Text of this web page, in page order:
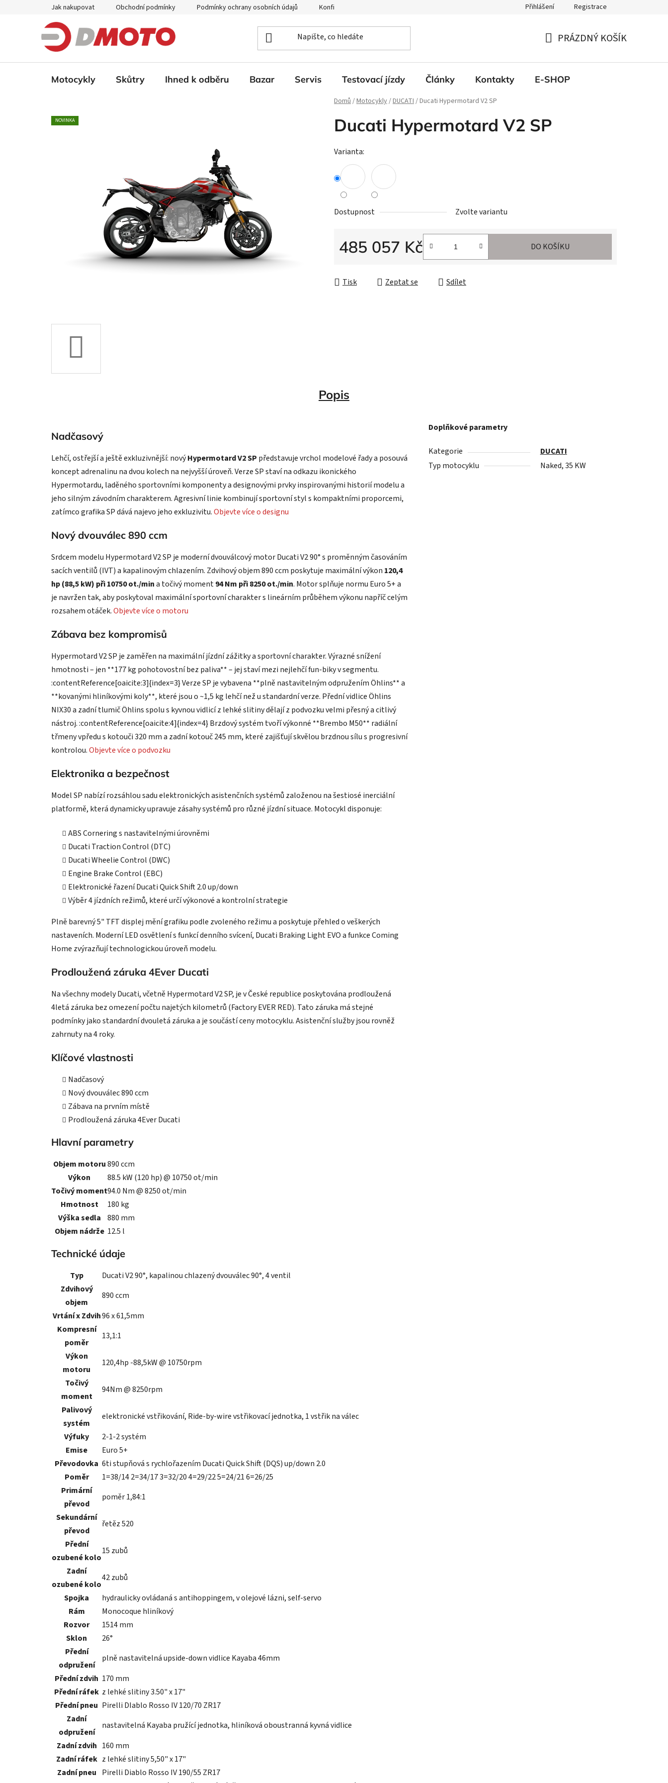
Jak nakupovat Obchodní podmínky Podmínky ochrany osobních údajů Konfigurátor Ducati Přihlášení Registrace
KOŠÍK
PRÁZDNÝ KOŠÍK
Motocykly Skůtry Ihned k odběru Bazar Servis Testovací jízdy Články Kontakty E-SHOP
Domů/Motocykly/DUCATI/Ducati Hypermotard V2 SP
Ducati Hypermotard V2 SP
Varianta:
Dostupnost Zvolte variantu
485 057 Kč DO KOŠÍKU
Tisk Zeptat se Sdílet
NOVINKA
Popis
Nadčasový
Lehčí, ostřejší a ještě exkluzivnější: novýHypermotard V2 SP představuje vrchol modelové řady a posouvá
koncept adrenalinu na dvou kolech na nejvyšší úroveň. Verze SP staví na odkazu ikonického
Hypermotardu, laděného sportovními komponenty a designovými prvky inspirovanými historií modelu a
jeho silným závodním charakterem. Agresivní linie kombinují sportovní styl s kompaktními proporcemi,
zatímco grafika SP dává najevo jeho exkluzivitu.Objevte více o designu
Nový dvouválec 890 ccm
Srdcem modelu Hypermotard V2 SP je moderní dvouválcový motor Ducati V2 90° s proměnným časováním
sacích ventilů (IVT) a kapalinovým chlazením. Zdvihový objem 890 ccm poskytuje maximální výkon 120,4
hp (88,5 kW) při 10750 ot./mina točivý moment94 Nm při 8250 ot./min. Motor splňuje normu Euro 5+ a
je navržen tak, aby poskytoval maximální sportovní charakter s lineárním průběhem výkonu napříč celým
rozsahem otáček.Objevte více o motoru
Zábava bez kompromisů
Hypermotard V2 SP je zaměřen na maximální jízdní zážitky a sportovní charakter. Výrazné snížení
hmotnosti – jen **177 kg pohotovostní bez paliva** – jej staví mezi nejlehčí fun-biky v segmentu.
:contentReference[oaicite:3]{index=3} Verze SP je vybavena **plně nastavitelným odpružením Öhlins** a
**kovanými hliníkovými koly**, které jsou o ~1,5 kg lehčí než u standardní verze. Přední vidlice Öhlins
NIX30 a zadní tlumič Öhlins spolu s kyvnou vidlicí z lehké slitiny dělají z podvozku velmi přesný a citlivý
nástroj. :contentReference[oaicite:4]{index=4} Brzdový systém tvoří výkonné **Brembo M50** radiální
třmeny vpředu s kotouči 320 mm a zadní kotouč 245 mm, které zajišťují skvělou brzdnou sílu s progresivní
kontrolou.Objevte více o podvozku
Elektronika a bezpečnost
Model SP nabízí rozsáhlou sadu elektronických asistenčních systémů založenou na šestiosé inerciální
platformě, která dynamicky upravuje zásahy systémů pro různé jízdní situace. Motocykl disponuje:
ABS Cornering s nastavitelnými úrovněmi
Ducati Traction Control (DTC)
Ducati Wheelie Control (DWC)
Engine Brake Control (EBC)
Elektronické řazení Ducati Quick Shift 2.0 up/down
Výběr 4 jízdních režimů, které určí výkonové a kontrolní strategie
Plně barevný 5" TFT displej mění grafiku podle zvoleného režimu a poskytuje přehled o veškerých
nastaveních. Moderní LED osvětlení s funkcí denního svícení, Ducati Braking Light EVO a funkce Coming
Home zvýrazňují technologickou úroveň modelu.
Prodloužená záruka 4Ever Ducati
Na všechny modely Ducati, včetně Hypermotard V2 SP, je v České republice poskytována prodloužená
4letá záruka bez omezení počtu najetých kilometrů (Factory EVER RED). Tato záruka má stejné
podmínky jako standardní dvouletá záruka a je součástí ceny motocyklu. Asistenční služby jsou rovněž
zahrnuty na 4 roky.
Klíčové vlastnosti
Nadčasový
Nový dvouválec 890 ccm
Zábava na prvním místě
Prodloužená záruka 4Ever Ducati
Hlavní parametry
Objem motoru890 ccm
Výkon
88.5 kW (120 hp) @ 10750 ot/min
Točivý moment94.0 Nm @ 8250 ot/min
Hmotnost
180 kg
Výška sedla
880 mm
Objem nádrže 12.5 l
Technické údaje
Typ
Ducati V2 90°, kapalinou chlazený dvouválec 90°, 4 ventil
Zdvihový
objem
890 ccm
Vrtání x Zdvih96 x 61,5mm
Kompresní
poměr
13,1:1
Výkon
motoru
120,4hp -88,5kW @ 10750rpm
Točivý
moment
94Nm @ 8250rpm
Palivový
systém
elektronické vstřikování, Ride-by-wire vstřikovací jednotka, 1 vstřik na válec
Výfuky
2-1-2 systém
Emise
Euro 5+
Převodovka 6ti stupňová s rychlořazením Ducati Quick Shift (DQS) up/down 2.0
Poměr
1=38/14 2=34/17 3=32/20 4=29/22 5=24/21 6=26/25
Primární
převod
poměr 1,84:1
Sekundární
převod
řetěz 520
Přední
ozubené kolo
15 zubů
Zadní
ozubené kolo
42 zubů
Spojka
hydraulicky ovládaná s antihoppingem, v olejové lázni, self-servo
Rám
Monocoque hliníkový
Rozvor
1514 mm
Sklon
26°
Přední
odpružení
plně nastavitelná upside-down vidlice Kayaba 46mm
Přední zdvih 170 mm
Přední ráfek z lehké slitiny 3.50" x 17"
Přední pneu Pirelli DIablo Rosso IV 120/70 ZR17
Zadní
odpružení
nastavitelná Kayaba pružící jednotka, hliníková oboustranná kyvná vidlice
Zadní zdvih 160 mm
Zadní ráfek z lehké slitiny 5,50" x 17"
Zadní pneu Pirelli Diablo Rosso IV 190/55 ZR17
Doplňkové parametry
Kategorie
DUCATI
Typ motocyklu
Naked, 35 KW